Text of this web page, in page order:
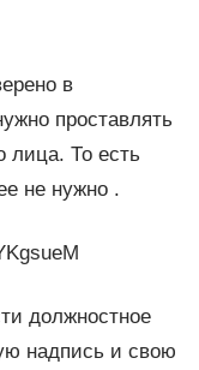
в
проставлять
лица. То есть
не нужно .
должностное
надпись и свою